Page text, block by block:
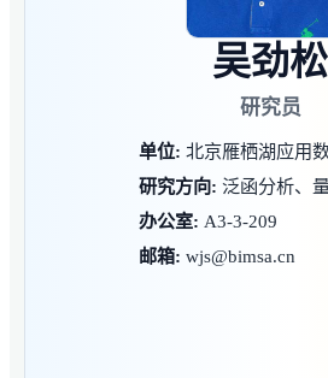
吴劲松
研究员
单位: 北京雁栖湖应用
研究方向: 泛函分析、
办公室: A3-3-209
邮箱: wjs@bimsa.cn